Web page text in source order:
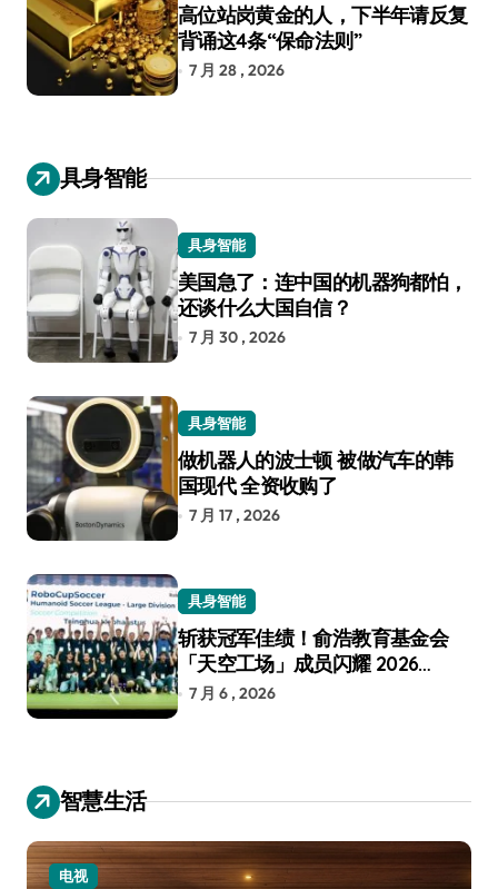
高位站岗黄金的人，下半年请反复
背诵这4条“保命法则”
7 月 28 , 2026
具身智能
具身智能
美国急了：连中国的机器狗都怕，
还谈什么大国自信？
7 月 30 , 2026
具身智能
做机器人的波士顿 被做汽车的韩
国现代 全资收购了
7 月 17 , 2026
具身智能
斩获冠军佳绩！俞浩教育基金会
「天空工场」成员闪耀 2026
RoboCup 机器人世界杯
7 月 6 , 2026
智慧生活
电视